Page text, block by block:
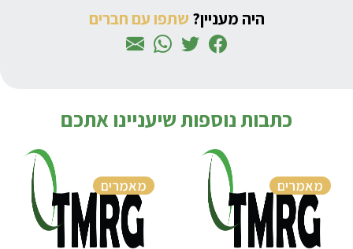
היה מעניין? שתפו עם חברים
כתבות נוספות שיעניינו אתכם
מאמרים מאמרים